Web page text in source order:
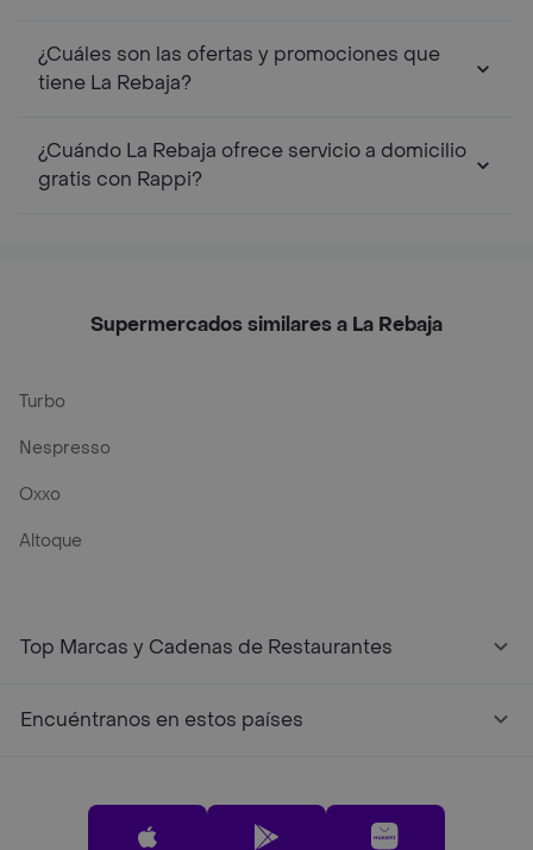
¿Cuáles son las ofertas y promociones que
tiene La Rebaja?
¿Cuándo La Rebaja ofrece servicio a domicilio
gratis con Rappi?
Supermercados similares a La Rebaja
Turbo
Nespresso
Oxxo
Altoque
Top Marcas y Cadenas de Restaurantes
Encuéntranos en estos países